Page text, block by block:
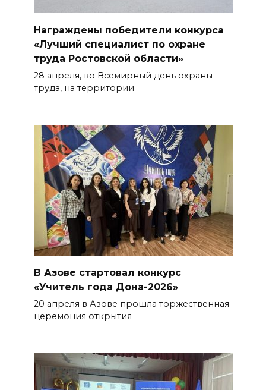
Награждены победители конкурса
«Лучший специалист по охране
труда Ростовской области»
28 апреля, во Всемирный день охраны
труда, на территории
В Азове стартовал конкурс
«Учитель года Дона-2026»
20 апреля в Азове прошла торжественная
церемония открытия